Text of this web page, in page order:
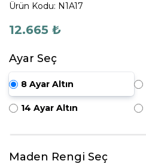
Ürün Kodu: N1A17
12.665 ₺
Ayar Seç
8 Ayar Altın
14 Ayar Altın
Maden Rengi Seç